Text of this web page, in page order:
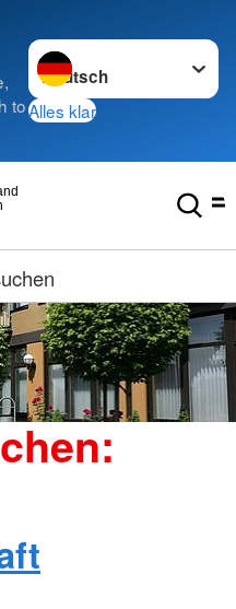
to
Sprache wechseln zu
Alles klar